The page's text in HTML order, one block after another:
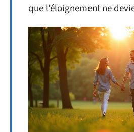
que l’éloignement ne